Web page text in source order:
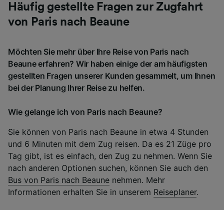
Häufig gestellte Fragen zur Zugfahrt
von Paris nach Beaune
Möchten Sie mehr über Ihre Reise von Paris nach
Beaune erfahren? Wir haben einige der am häufigsten
gestellten Fragen unserer Kunden gesammelt, um Ihnen
bei der Planung Ihrer Reise zu helfen.
Wie gelange ich von Paris nach Beaune?
Sie können von Paris nach Beaune in etwa 4 Stunden
und 6 Minuten mit dem Zug reisen. Da es 21 Züge pro
Tag gibt, ist es einfach, den Zug zu nehmen. Wenn Sie
nach anderen Optionen suchen, können Sie auch den
Bus von Paris nach Beaune nehmen. Mehr
Informationen erhalten Sie in unserem Reiseplaner.